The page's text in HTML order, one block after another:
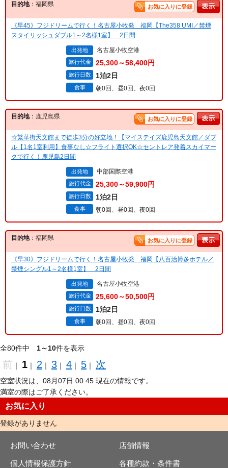
目的地：福岡県 お気に入りに登録
《早45》フジドリームで行く！名古屋小牧発 福岡【The358 UMI／禁煙
スタイリッシュダブル1～2名様1室】 2日間
出発地 名古屋小牧空港
旅行代金 25,300～58,400円
旅行日数 1泊2日
食事 朝0回、昼0回、夜0回
目的地：鹿児島県 お気に入りに登録
☆繁華街天文館まで徒歩3分の好立地！【マイステイズ鹿児島天文館／ダブ
ル【1名1室利用】食事なし☆フライト選択OK☆セントレア発着スカイマー
クで行く！鹿児島2日間
出発地 中部国際空港
旅行代金 25,300～59,900円
旅行日数 1泊2日
食事 朝0回、昼0回、夜0回
目的地：福岡県 お気に入りに登録
《早30》フジドリームで行く！名古屋小牧発 福岡【八百治博多ホテル／
禁煙シングル1～2名様1室】 2日間
出発地 名古屋小牧空港
旅行代金 25,600～50,500円
旅行日数 1泊2日
食事 朝0回、昼0回、夜0回
全80件中 1～10件を表示
前 ｜ 1 ｜ 2 ｜ 3 ｜ 4 ｜ 5 ｜ 次
空室状況は、08月07日 00:45 現在の情報です。
満室の際はご了承ください。
お気に入り
登録がありません
お問い合わせ 店舗情報
個人情報保護方針 各種約款・条件書